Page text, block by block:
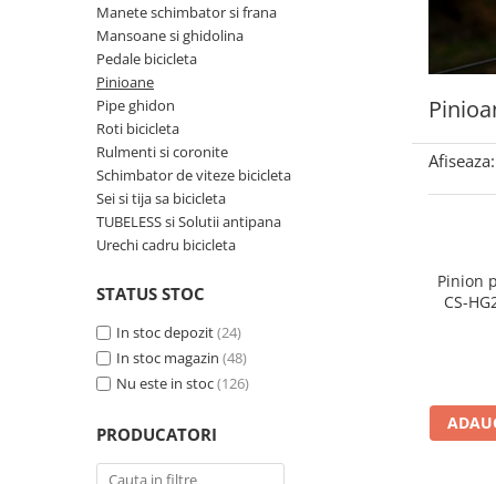
Accesorii biciclete
Scaun bicicleta copii
Chei si scule bicicleta
Portbagaj bicicleta
Antifurt bicicleta
Cosuri bicicleta
Pompa bicicleta
Produse intretinere bicicleta
Accesorii biciclete copii
Bidoane si suporti bicicleta
Suport telefon bicicleta
Manete schimbator si frana
Mansoane si ghidolina
Pedale bicicleta
Pinioane
Pipe ghidon
Roti bicicleta
Rulmenti si coronite
Schimbator de viteze bicicleta
Sei si tija sa bicicleta
TUBELESS si Solutii antipana
Urechi cadru bicicleta
STATUS STOC
In stoc depozit(24)
In stoc magazin (48)
Nu este in stoc(126)
PRODUCATORI
Afiseaza:
Pinion
CS-